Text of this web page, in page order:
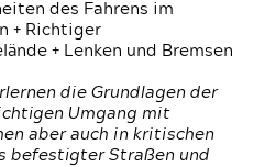
des Fahrens im
+ Richtiger
+ Lenken und Bremsen
die Grundlagen der
Umgang mit
aber auch in kritischen
befestigter Straßen und